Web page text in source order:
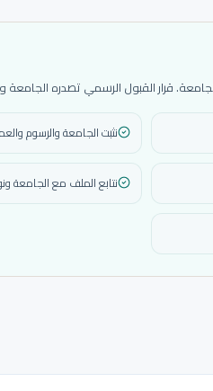
قرار القبول الرسمي تصدره الجامعة
نثبت الجامعة والرسوم
نتابع الملف مع الجامعة